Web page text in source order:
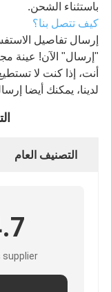
باستثناء الشحن.
كيف تتصل بنا؟
إرسال تفاصيل
"إرسال" الآن! عينة
أنت، إذا كنت لا
لدينا، يمكنك أيضا
التصنيف العام
supplier